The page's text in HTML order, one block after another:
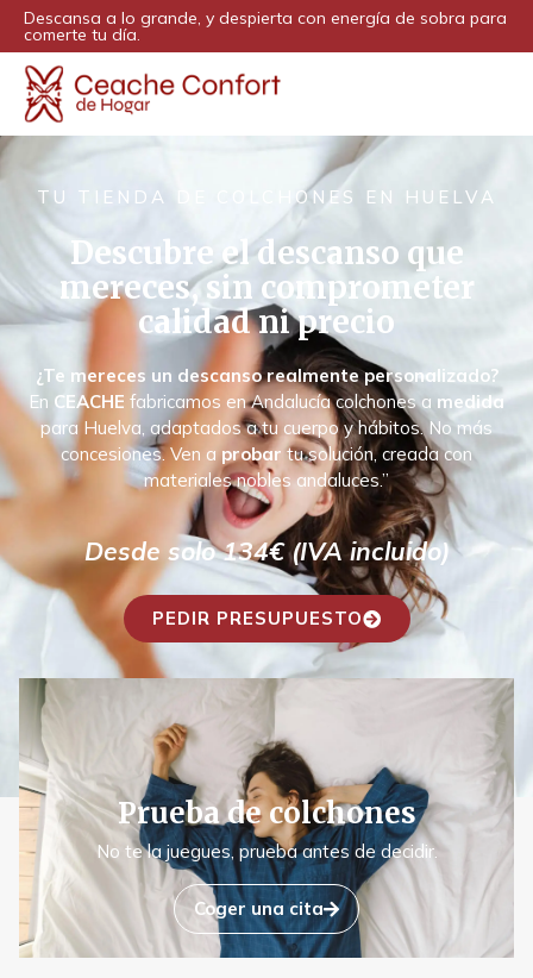
Descansa a lo grande, y despierta con energía de sobra para
comerte tu día.
TU TIENDA DE COLCHONES EN HUELVA
Descubre el descanso que
mereces, sin comprometer
calidad ni precio
¿Te mereces un descanso realmente personalizado?
En CEACHE fabricamos en Andalucía colchones a medida
para Huelva, adaptados a tu cuerpo y hábitos. No más
concesiones. Ven aprobar tu solución, creada con
materiales nobles andaluces.”
Desde solo 134€ (IVA incluido)
PEDIR PRESUPUESTO
Prueba de colchones
No te la juegues, prueba antes de decidir.
Coger una cita